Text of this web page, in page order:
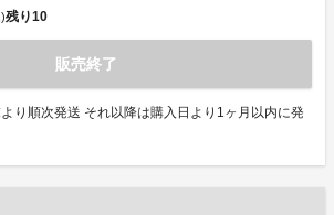
残り10
販売終了
り順次発送 それ以降は購入日より1ヶ月以内に発